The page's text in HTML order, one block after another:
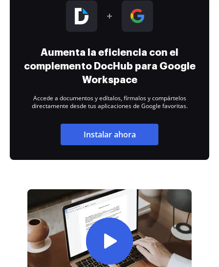
Aumenta la eficiencia con el
complemento DocHub para Google
Workspace
Accede a documentos y edítalos, fírmalos y compártelos
directamente desde tus aplicaciones de Google favoritas.
Instalar ahora